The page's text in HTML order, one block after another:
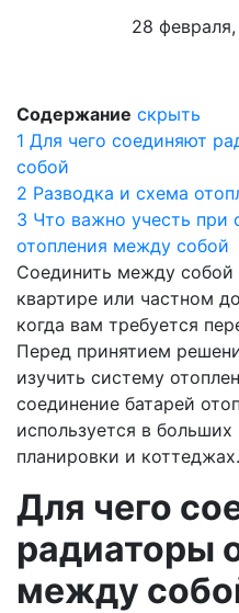
28
Содержание скрыть
1 Для чего соединяют
собой
2 Разводка и схема
3 Что важно учесть при
отопления между собой
Соединить между собой
квартире или частном
когда вам требуется
Перед принятием
изучить систему
соединение батарей
используется в
планировки и коттеджах.
Для чего
радиаторы
между